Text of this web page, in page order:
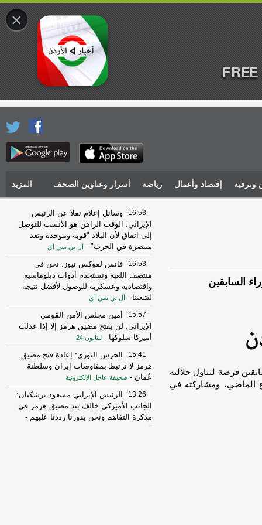
وترفيه إقتصاد وأعمال رياضة أسرار وعناوين الصحف المزيد
السابقين
فرصة لتناول جلالته
الماضي، ومشاركته في
16:53
وسائل إعلام نقلا عن الرئيس
الإيراني: الوقت الراهن هو الأنسب للتوصل
إلى اتفاق لأن البلاد "قوية وموحدة وتعد
منتصرة في الحرب" - أل بي سي أي
16:53
فانس لفوكس نيوز: نحن في
منتصف اللعبة ونستخدم أدوات دبلوماسية
واقتصادية وعسكرية للوصول لأفضل نتيجة
لشعبنا - أل بي سي أي
15:57
أمين مجلس الأمن القومي
الإيراني: لن يفتح مضيق هرمز إلا إذا عدلت
أميركا سلوكها - لبنانون 24
15:41
الحرس الثوري: إعادة فتح مضيق
هرمز لا ترتبط بمفاوضات إيران وسلطنة
عُمان - صحيفة عاجل الإلكترونية
13:26
الرئيس الإيراني مسعود بزشكيان:
الجانب الأميركي خالف بند مضيق هرمز في
مذكرة التفاهم ونحن بدورنا رددنا عليهم -
×